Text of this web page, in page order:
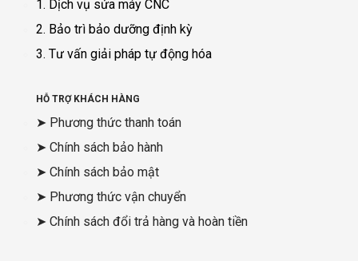
1. Dịch vụ sửa máy CNC
2. Bảo trì bảo dưỡng định kỳ
3. Tư vấn giải pháp tự động hóa
HỖ TRỢ KHÁCH HÀNG
➤ Phương thức thanh toán
➤ Chính sách bảo hành
➤ Chính sách bảo mật
➤ Phương thức vận chuyển
➤ Chính sách đổi trả hàng và hoàn tiền